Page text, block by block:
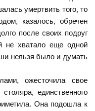
умертвить того, то
казалось, обречен
после своих подруг
не хватало еще одной
нельзя было и думать
ожесточила свое
единственного
Она подошла к